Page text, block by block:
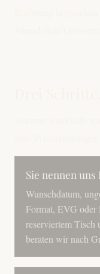
Sie nennen
Wunschdatum,
Format, EVG oder
reserviertem Tisch
beraten wir nach